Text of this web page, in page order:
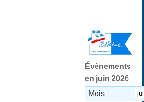
Évènements
en juin 2026
Mois